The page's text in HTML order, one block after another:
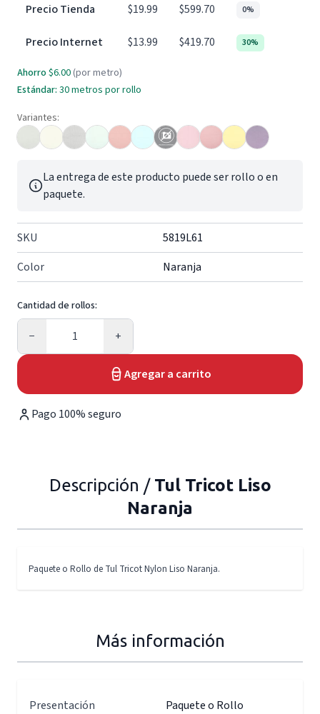
Precio Tienda $19.99 $599.70 0%
Precio Internet $13.99 $419.70 30%
Ahorro $6.00 (por metro)
Estándar: 30 metros por rollo
Variantes:
La entrega de este producto puede ser rollo o en
paquete.
SKU
5819L61
Color
Naranja
Cantidad de rollos:
−
Cantidad
+
Agregar a carrito
Pago 100% seguro
Descripción / Tul Tricot Liso
Naranja
Paquete o Rollo de Tul Tricot Nylon Liso Naranja.
Más información
Presentación
Paquete o Rollo